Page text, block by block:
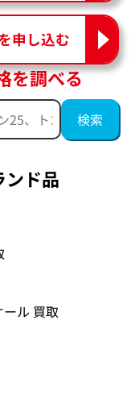
申し込む
を調べる
ンド品
ル 買取